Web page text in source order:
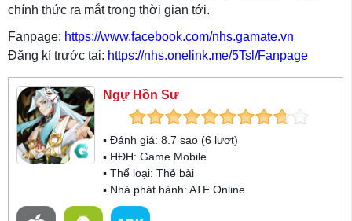
chính thức ra mắt trong thời gian tới.
Fanpage: https://www.facebook.com/nhs.gamate.vn
Đăng kí trước tại: https://nhs.onelink.me/5Tsl/Fanpage
Ngự Hồn Sư
▪ Đánh giá: 8.7 sao (6 lượt)
▪ HĐH: Game Mobile
▪ Thể loại: Thẻ bài
▪ Nhà phát hành: ATE Online